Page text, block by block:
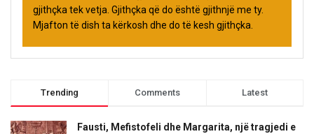
gjithçka tek vetja. Gjithçka që do është gjithnjë me ty.
Mjafton të dish ta kërkosh dhe do të kesh gjithçka.
Trending Comments Latest
Fausti, Mefistofeli dhe Margarita, një tragjedi e